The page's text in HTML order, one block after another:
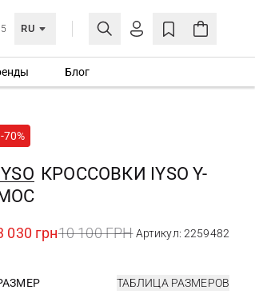
RU
ЛИЧНЫЙ КАБИНЕТ
СОЗДАТЬ УЧЕТНУЮ ЗАПИСЬ
Блог
-70%
КРОССОВКИ IYSO Y-
030 грн10 100 ГРН Артикул: 2259482
ТАБЛИЦА РАЗМЕРОВ